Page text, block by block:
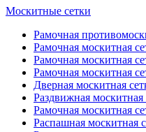
Москитные сетки
Рамочная
Рамочная москитная
Рамочная москитная
Рамочная москитная
Дверная москитная
Раздвижная
Рамочная москитная
Распашная москитная